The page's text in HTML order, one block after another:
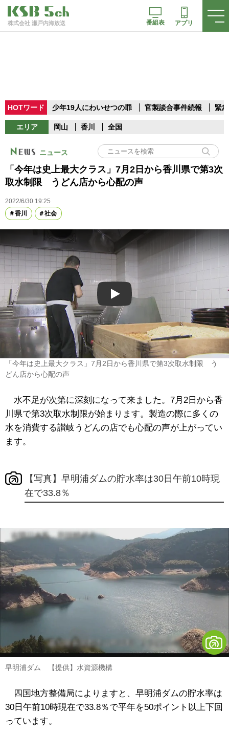
株式会社 瀬戸内海放送 番組表 アプリ
HOTワード 少年19人にわいせつの罪 官製談合事件続報 緊
エリア 岡山 香川 全国
ニュース
「今年は史上最大クラス」7月2日から香川県で第3次
取水制限 うどん店から心配の声
2022/6/30 19:25
香川
社会
Play
「今年は史上最大クラス」7月2日から香川県で第3次取水制限 う
どん店から心配の声
水不足が次第に深刻になって来ました。7月2日から香
川県で第3次取水制限が始まります。製造の際に多くの
水を消費する讃岐うどんの店でも心配の声が上がってい
ます。
【写真】早明浦ダムの貯水率は30日午前10時現
在で33.8％
早明浦ダム 【提供】水資源機構
四国地方整備局によりますと、早明浦ダムの貯水率は
30日午前10時現在で33.8％で平年を50ポイント以上下回
っています。